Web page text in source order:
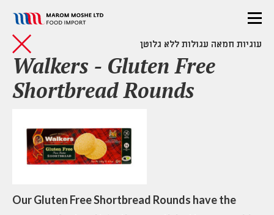
עוגיות חמאה עגולות ללא גלוטן
Walkers - Gluten Free
Shortbread Rounds
Our Gluten Free Shortbread Rounds have the